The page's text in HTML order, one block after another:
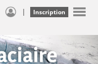
| Inscription